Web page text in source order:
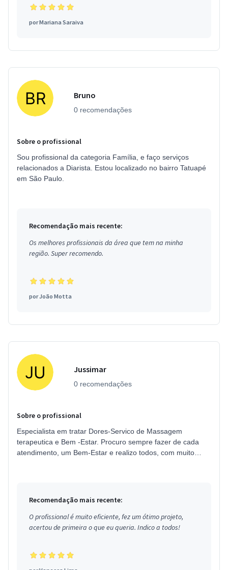
porMariana Saraiva
Bruno
0 recomendações
Sobre o profissional
Sou profissional da categoria Família, e faço serviços
relacionados a Diarista. Estou localizado no bairro Tatuapé
em São Paulo.
Recomendação mais recente:
Os melhores profissionais da área que tem na minha
região. Super recomendo.
porJoão Motta
Jussimar
0 recomendações
Sobre o profissional
Especialista em tratar Dores-Servico de Massagem
terapeutica e Bem -Estar. Procuro sempre fazer de cada
atendimento, um Bem-Estar e realizo todos, com muito
Recomendação mais recente:
O profissional é muito eficiente, fez um ótimo projeto,
acertou de primeira o que eu queria. Indico a todos!